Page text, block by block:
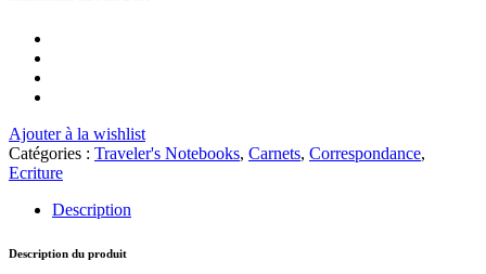
Ajouter à la wishlist
Catégories : Traveler's Notebooks, Carnets, Correspondance,
Ecriture
Description
Description du produit